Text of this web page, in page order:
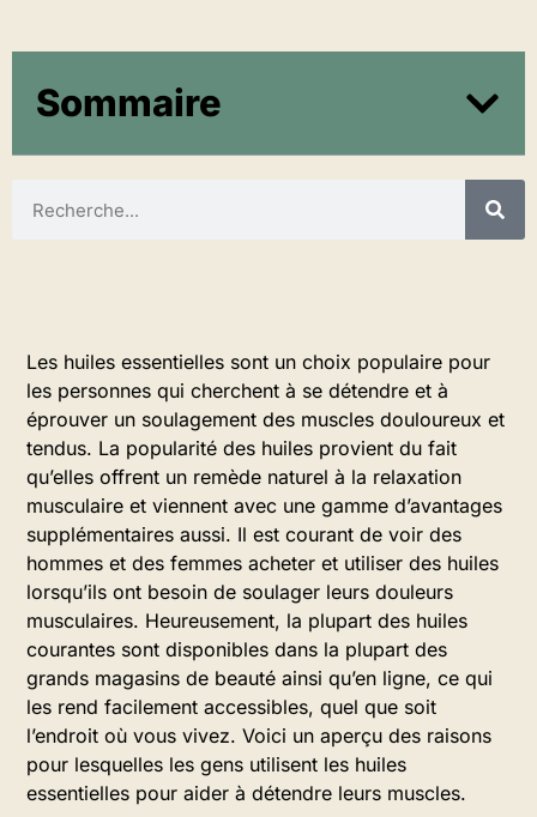
Sommaire
Les huiles essentielles sont un choix populaire pour
les personnes qui cherchent à se détendre et à
éprouver un soulagement des muscles douloureux et
tendus. La popularité des huiles provient du fait
qu’elles offrent un remède naturel à la relaxation
musculaire et viennent avec une gamme d’avantages
supplémentaires aussi. Il est courant de voir des
hommes et des femmes acheter et utiliser des huiles
lorsqu’ils ont besoin de soulager leurs douleurs
musculaires. Heureusement, la plupart des huiles
courantes sont disponibles dans la plupart des
grands magasins de beauté ainsi qu’en ligne, ce qui
les rend facilement accessibles, quel que soit
l’endroit où vous vivez. Voici un aperçu des raisons
pour lesquelles les gens utilisent les huiles
essentielles pour aider à détendre leurs muscles.